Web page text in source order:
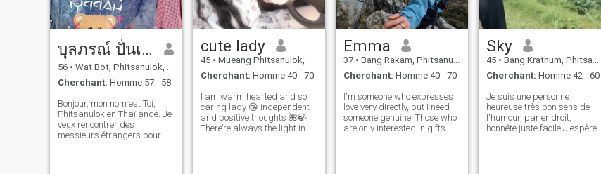
บุลภรณ์ ปั่นเนตร์
56 • Wat Bot, Phitsanulok, Thailande
Cherchant: Homme 57 - 58
Bonjour, mon nom est Toi,
Phitsanulok en Thaïlande. Je
veux rencontrer des
messieurs étrangers pour
cute lady
45 • Mueang Phitsanulok, Phitsanulok, Thailande
Cherchant: Homme 40 - 70
I am warm hearted and so
caring lady 😘 independent
and positive thoughts 🌺🍃
There’re always the light in
Emma
37 • Bang Rakam, Phitsanulok, Thailande
Cherchant: Homme 40 - 70
I'm someone who expresses
love very directly, but I need
someone genuine. Those who
are only interested in gifts
Sky
45 • Bang Krathum, Phitsanulok, Thailande
Cherchant: Homme 42 - 60
Je suis une personne
heureuse très bon sens de
l'humour, parler droit,
honnête juste facile J'espère